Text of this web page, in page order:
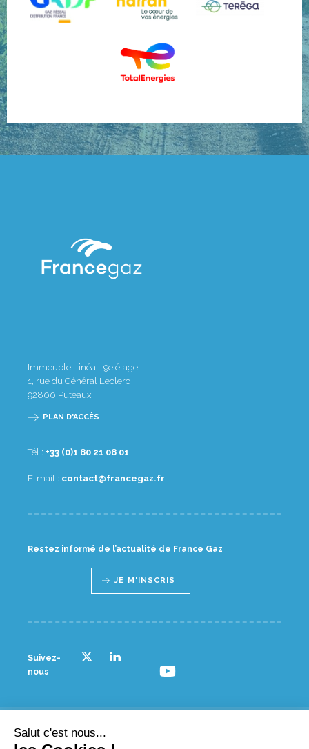
Immeuble Linéa - 9e étage
1, rue du Général Leclerc
92800 Puteaux
PLAN D'ACCÈS
Tél : 10 80 12 08 1(0) 33+
E-mail : rf.zagecnarf@tcatnoc
Restez informé de l’actualité de France Gaz
JE M'INSCRIS
Suivez-
nous
© France gaz - 2023
Salut c'est nous...